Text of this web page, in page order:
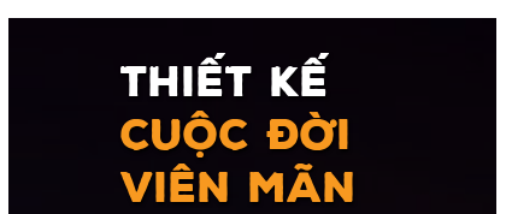
THIẾT KẾ
CUỘC ĐỜI
VIÊN MÃN